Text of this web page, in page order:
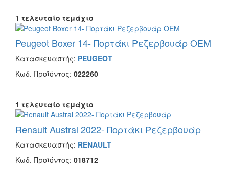
1 τελευταίο τεμάχιο
Peugeot Boxer 14- Πορτάκι Ρεζερβουάρ OEM
Κατασκευαστής: PEUGEOT
Κωδ. Προϊόντος: 022260
1 τελευταίο τεμάχιο
Renault Austral 2022- Πορτάκι Ρεζερβουάρ
Κατασκευαστής: RENAULT
Κωδ. Προϊόντος: 018712